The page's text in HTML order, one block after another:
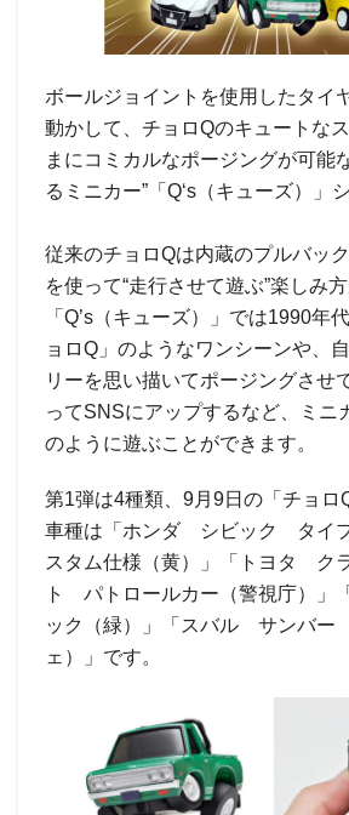
ボールジョイントを使用したタイ
動かして、チョロQのキュートな
まにコミカルなポージングが可能
るミニカー”「Q‘s（キューズ）」
従来のチョロQは内蔵のプルバッ
を使って“走行させて遊ぶ”楽しみ
「Q’s（キューズ）」では1990年
ョロQ」のようなワンシーンや、
リーを思い描いてポージングさせ
ってSNSにアップするなど、ミニ
のように遊ぶことができます。
第1弾は4種類、9月9日の「チョロ
車種は「ホンダ シビック タイ
スタム仕様（黄）」「トヨタ ク
ト パトロールカー（警視庁）」
ック（緑）」「スバル サンバー
ェ）」です。